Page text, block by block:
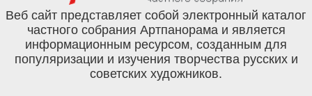
Веб сайт представляет собой электронный каталог
частного собрания Артпанорама и является
информационным ресурсом, созданным для
популяризации и изучения творчества русских и
советских художников.